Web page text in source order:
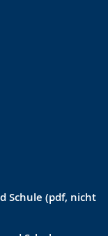
Schule (pdf, nicht